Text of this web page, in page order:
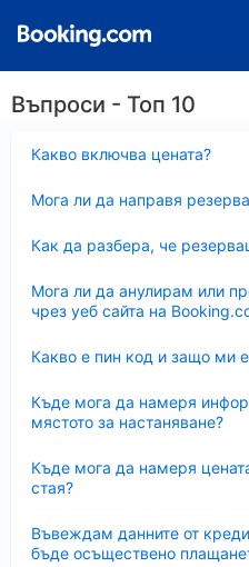
Въпроси - Топ 10
Какво включва цената?
Мога ли да направя
Как да разбера, че
Мога ли да анулирам или
чрез уеб сайта на
Какво е пин код и защо ми
Къде мога да намеря
мястото за настаняване?
Къде мога да намеря
стая?
Въвеждам данните от
бъде осъществено